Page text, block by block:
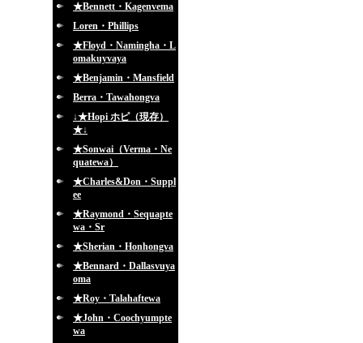
★Bennett・Kagenvema
Loren・Phillips
★Floyd・Namingha・L
omakuyvaya
★Benjamin・Mansfield
Berra・Tawahongva
↓★Hopi ホピ（現存）
★↓
★Sonwai（Verma・Ne
quatewa）
★Charles&Don・Suppl
ee
★Raymond・Sequapte
wa・Sr
★Sherian・Honhongva
★Bennard・Dallasvuya
oma
★Roy・Talahaftewa
★John・Coochyumpte
wa